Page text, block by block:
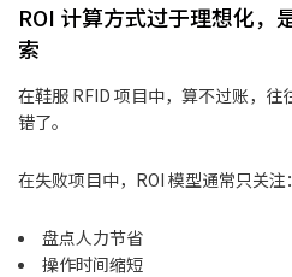
ROI 计算方式过于理想化，
索
在鞋服 RFID 项目中，算不过账，
错了。
在失败项目中，ROI 模型通常只关注：
盘点人力节省
操作时间缩短